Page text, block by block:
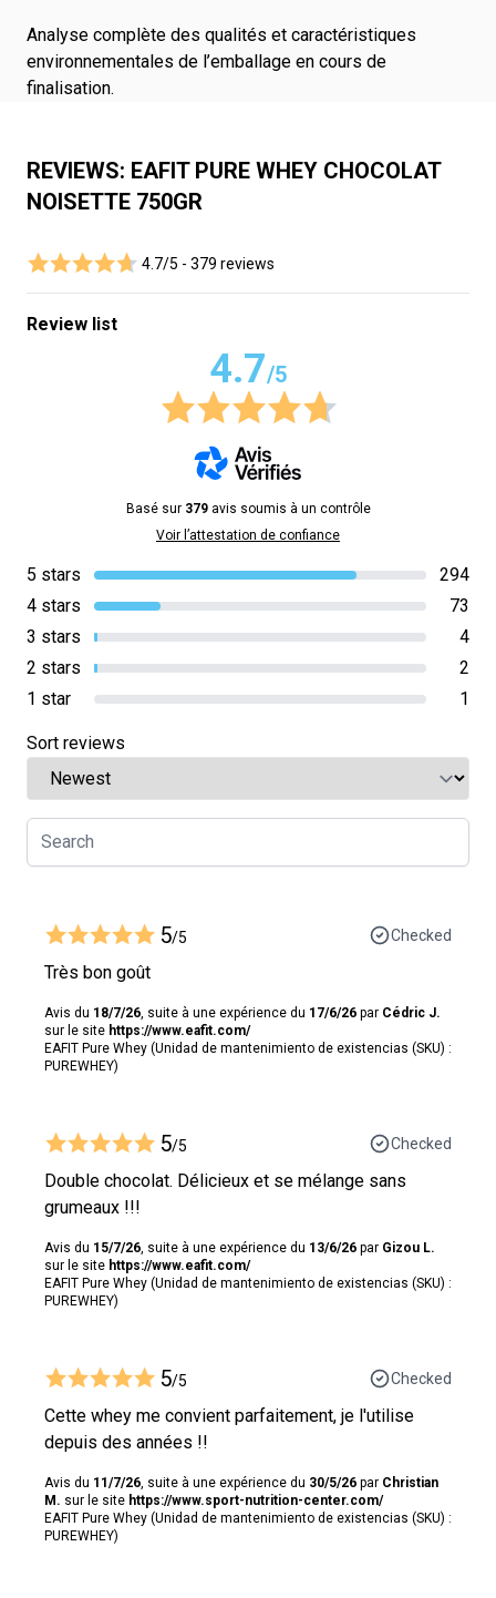
Analyse complète des qualités et caractéristiques
environnementales de l’emballage en cours de
finalisation.
REVIEWS: EAFIT PURE WHEY CHOCOLAT
NOISETTE 750GR
4.7/5 - 379 reviews
Review list
4.7/5
Basé sur 379avis soumis à un contrôle
Voir l’attestation de confiance
5 stars
294
4 stars
73
3 stars
4
2 stars
2
1 star
1
Sort reviews
5/5 Checked
Très bon goût
Avis du 18/7/26 , suite à une expérience du 17/6/26 par Cédric J.
sur le site https://www.eafit.com/
EAFIT Pure Whey (Unidad de mantenimiento de existencias (SKU) :
PUREWHEY)
5/5 Checked
Double chocolat. Délicieux et se mélange sans
grumeaux !!!
Avis du 15/7/26 , suite à une expérience du 13/6/26 par Gizou L.
sur le site https://www.eafit.com/
EAFIT Pure Whey (Unidad de mantenimiento de existencias (SKU) :
PUREWHEY)
5/5 Checked
Cette whey me convient parfaitement, je l'utilise
depuis des années !!
Avis du 11/7/26 , suite à une expérience du 30/5/26 par Christian
M. sur le site https://www.sport-nutrition-center.com/
EAFIT Pure Whey (Unidad de mantenimiento de existencias (SKU) :
PUREWHEY)